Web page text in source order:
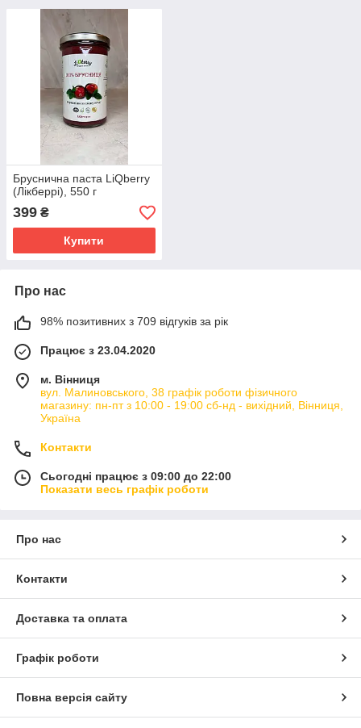
Бруснична паста LiQberry
(Лікберрі), 550 г
399 ₴
Купити
Про нас
98% позитивних з 709 відгуків за рік
Працює з 23.04.2020
м. Вінниця
вул. Малиновського, 38 графік роботи фізичного
магазину: пн-пт з 10:00 - 19:00 сб-нд - вихідний, Вінниця,
Україна
Контакти
Сьогодні працює з 09:00 до 22:00
Показати весь графік роботи
Про нас
Контакти
Доставка та оплата
Графік роботи
Повна версія сайту